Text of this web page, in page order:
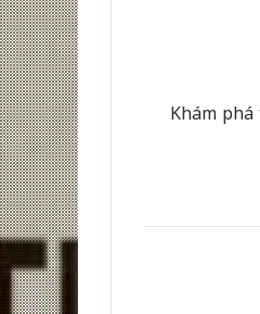
Khám